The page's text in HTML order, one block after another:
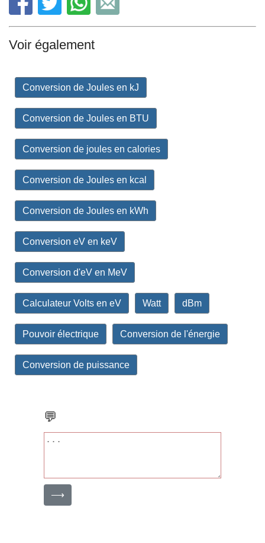
Voir également
Conversion de Joules en kJ
Conversion de Joules en BTU
Conversion de joules en calories
Conversion de Joules en kcal
Conversion de Joules en kWh
Conversion eV en keV
Conversion d'eV en MeV
Calculateur Volts en eV Watt dBm
Pouvoir électrique Conversion de l'énergie
Conversion de puissance
💬
⟶